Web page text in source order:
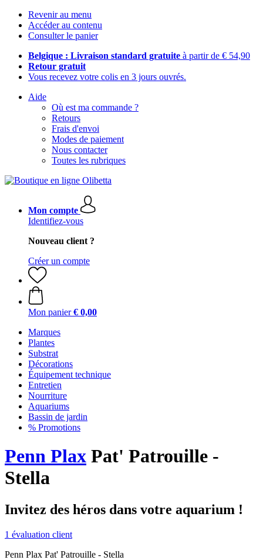
Revenir au menu
Accéder au contenu
Consulter le panier
Belgique : Livraison standard gratuite à partir de € 54,90
Retour gratuit
Vous recevez votre colis en 3 jours ouvrés.
Aide
Où est ma commande ?
Retours
Frais d'envoi
Modes de paiement
Nous contacter
Toutes les rubriques
Mon compte
Identifiez-vous
Nouveau client ?
Créer un compte
Mon panier € 0,00
Marques
Plantes
Substrat
Décorations
Équipement technique
Entretien
Nourriture
Aquariums
Bassin de jardin
% Promotions
Penn Plax Pat' Patrouille -
Stella
Invitez des héros dans votre aquarium !
1 évaluation client
Penn Plax Pat' Patrouille - Stella